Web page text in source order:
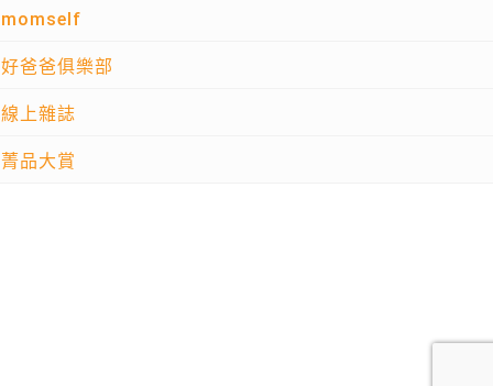
momself
好爸爸俱樂部
線上雜誌
菁品大賞